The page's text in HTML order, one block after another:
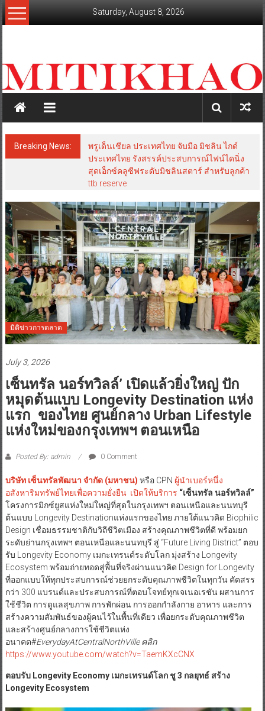
Skip
to
Saturday, August 8, 2026
สะท้อน
ลึก
เหลี่ยม
มุม
เศรษฐกิจ-
การเมือง-
Breaking News:
พรูเด็นเชียล ประเทศไทย จับมือ มิชลิน ไกด์
ประเทศไทย รังสรรค์ประสบการณ์ไฟน์ไดนิ่ง
สุดเอ็กซ์คลูซีฟระดับมิชลินสตาร์ สำหรับลูกค้า
ttb reserve
มิติข่าวการตลาด
July 3, 2026
เซ็นทรัล นอร์ทวิลล์’ เปิดแล้วยิ่งใหญ่ ปัก
หมุดต้นแบบ Longevity Destination แห่ง
แรก ของไทย ศูนย์กลาง Urban Lifestyle
แห่งใหม่ของกรุงเทพฯ ตอนเหนือ
Posted By: admin 0 Comment
บริษัท เซ็นทรัลพัฒนา จำกัด (มหาชน) หรือ CPN ผู้นำเบอร์หนึ่ง
อสังหาริมทรัพย์ไทยเพื่อความยั่งยืน เปิดให้บริการ “เซ็นทรัล นอร์ทวิลล์”
โครงการมิกซ์ยูสแห่งใหม่ใหญ่ที่สุดในกรุงเทพฯ ตอนเหนือและนนทบุรี
ต้นแบบ Longevity Destinationแห่งแรกของไทย ภายใต้แนวคิด Biophilic
Design เชื่อมธรรมชาติกับวิถีชีวิตเมือง สร้างคุณภาพชีวิตที่ดี พร้อมยก
ระดับย่านกรุงเทพฯ ตอนเหนือและนนทบุรี สู่ “Future Living District” ตอบ
รับ Longevity Economy เมกะเทรนด์ระดับโลก มุ่งสร้าง Longevity
Ecosystem พร้อมถ่ายทอดสู่พื้นที่จริงผ่านแนวคิด Design for Longevity
ที่ออกแบบให้ทุกประสบการณ์ช่วยยกระดับคุณภาพชีวิตในทุกวัน คัดสรร
กว่า 300 แบรนด์และประสบการณ์ที่ตอบโจทย์ทุกเจเนอเรชัน ผสานการ
ใช้ชีวิต การดูแลสุขภาพ การพักผ่อน การออกกำลังกาย อาหาร และการ
สร้างความสัมพันธ์ของผู้คนไว้ในพื้นที่เดียว เพื่อยกระดับคุณภาพชีวิต
และสร้างศูนย์กลางการใช้ชีวิตแห่ง
อนาคต#EverydayAtCentralNorthVille คลิก
https://www.youtube.com/watch?v=TaemKXcCNX
ตอบรับ Longevity Economy เมกะเทรนด์โลก ชู 3 กลยุทธ์ สร้าง
Longevity Ecosystem